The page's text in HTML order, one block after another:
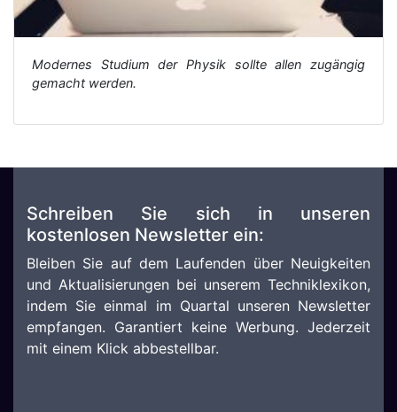
Modernes Studium der Physik sollte allen zugängig
gemacht werden.
Schreiben Sie sich in unseren
kostenlosen Newsletter ein:
Bleiben Sie auf dem Laufenden über Neuigkeiten
und Aktualisierungen bei unserem Techniklexikon,
indem Sie einmal im Quartal unseren Newsletter
empfangen. Garantiert keine Werbung. Jederzeit
mit einem Klick abbestellbar.